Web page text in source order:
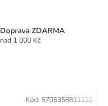
Doprava ZDARMA
nad 1 000 Kč
Kód: 5705358811111